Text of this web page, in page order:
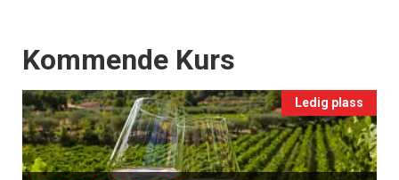
Events
Kommende Kurs
Ledig plass